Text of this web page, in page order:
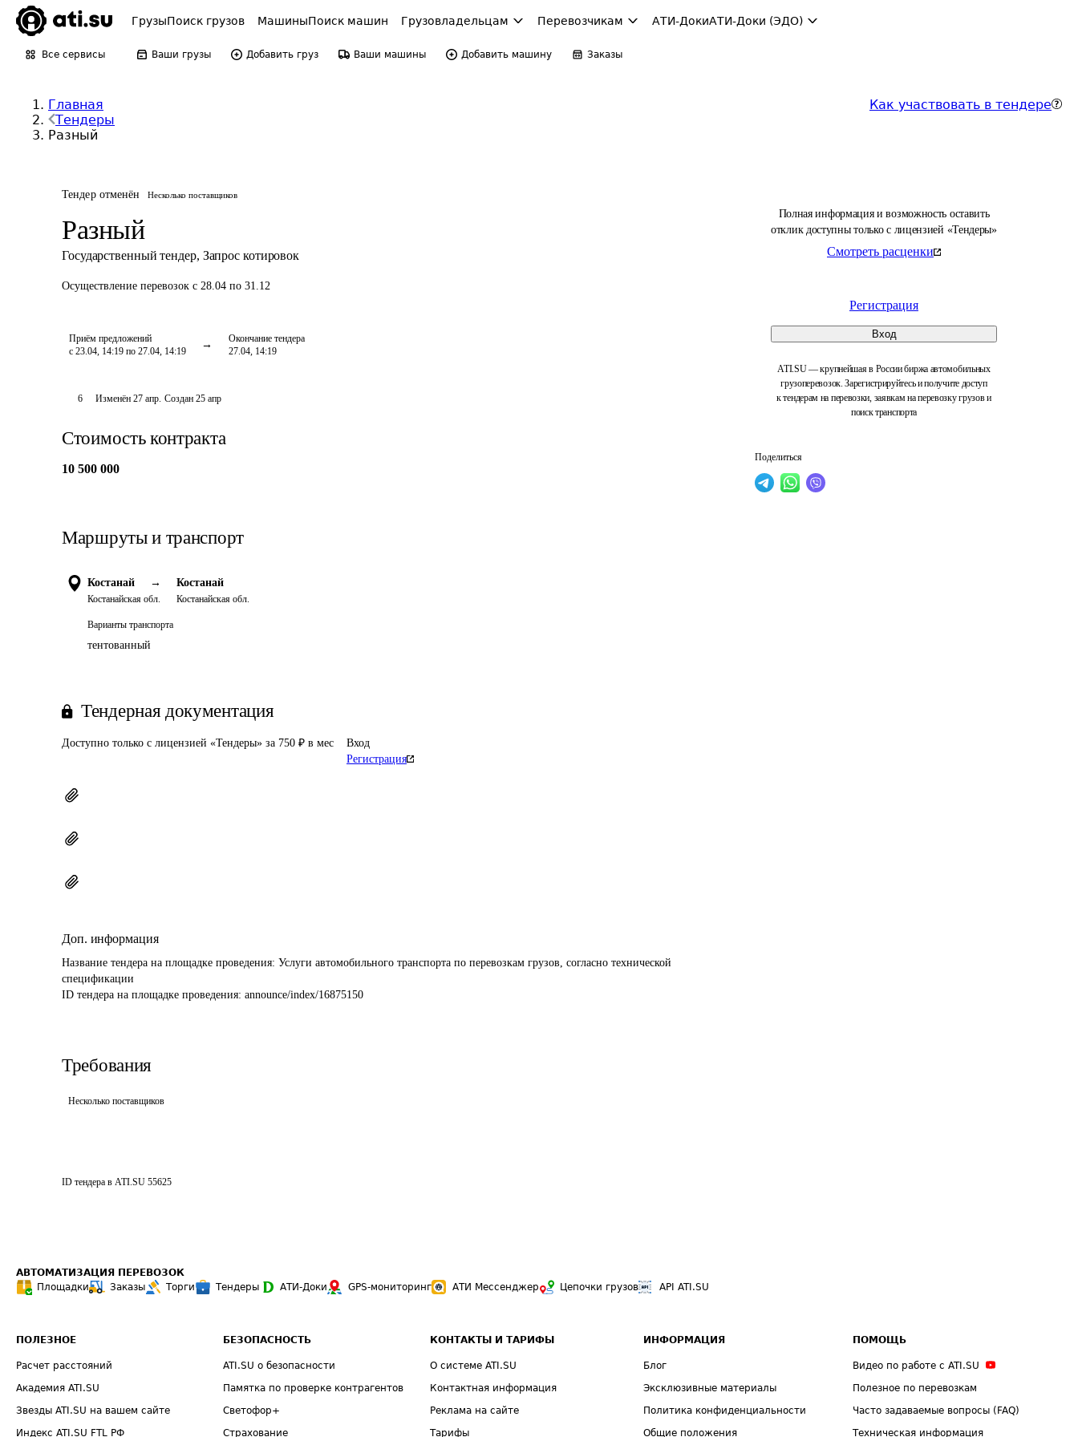
ГрузыПоиск грузов МашиныПоиск машин Грузовладельцам Перевозчикам АТИ-ДокиАТИ-Доки (ЭДО)
Все сервисы Ваши грузы Добавить груз Ваши машины Добавить машину Заказы
Главная
Тендеры
Разный
Как участвовать в тендере
Тендер отменён Несколько поставщиков
Разный
Государственный тендер, Запрос котировок
Осуществление перевозок с 28.04 по 31.12
Приём предложений
с 23.04, 14:19 по 27.04, 14:19
Окончание тендера
27.04, 14:19
Полная информация и возможность оставить
отклик доступны только с лицензией «Тендеры»
Смотреть расценки
Регистрация
Вход
ATI.SU — крупнейшая в России биржа автомобильных
грузоперевозок. Зарегистрируйтесь и получите доступ
к тендерам на перевозки, заявкам на перевозку грузов и
поиск транспорта
Поделиться
6 Изменён 27 апр. Создан 25 апр
Стоимость контракта
10 500 000
Маршруты и транспорт
Костанай →
Костанайская обл.
Костанай
Костанайская обл.
Варианты транспорта
тентованный
Тендерная документация
Доступно только с лицензией «Тендеры» за 750 ₽ в мес
Вход
Регистрация
Доп. информация
Название тендера на площадке проведения: Услуги автомобильного транспорта по перевозкам грузов, согласно технической
спецификации
ID тендера на площадке проведения: announce/index/16875150
Требования
Несколько поставщиков
ID тендера в ATI.SU 55625
АВТОМАТИЗАЦИЯ ПЕРЕВОЗОК
Площадки
Заказы Торги Тендеры АТИ-Доки GPS-мониторинг АТИ Мессенджер Цепочки грузов API ATI.SU
ПОЛЕЗНОЕ
Расчет расстояний
Академия ATI.SU
Звезды ATI.SU на вашем сайте
Индекс ATI.SU FTL РФ
БЕЗОПАСНОСТЬ
ATI.SU о безопасности
Памятка по проверке контрагентов
Светофор+
Страхование
КОНТАКТЫ И ТАРИФЫ
О системе ATI.SU
Контактная информация
Реклама на сайте
Тарифы
ИНФОРМАЦИЯ
Блог
Эксклюзивные материалы
Политика конфиденциальности
Общие положения
ПОМОЩЬ
Видео по работе с ATI.SU
Полезное по перевозкам
Часто задаваемые вопросы (FAQ)
Техническая информация